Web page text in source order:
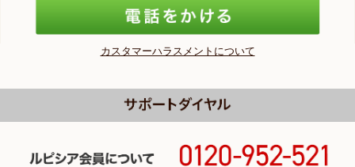
カスタマーハラスメントについて